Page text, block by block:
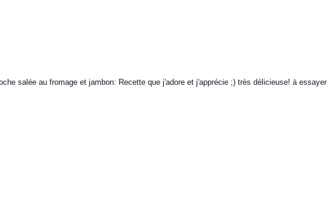
salée au fromage et jambon: Recette que j'adore et j'apprécie ;) très délicieuse! à